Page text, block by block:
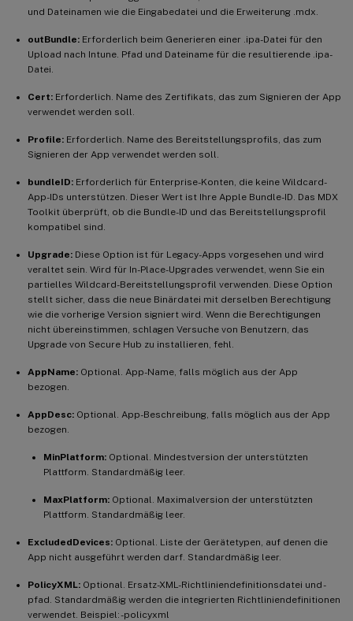
und Dateinamen wie die Eingabedatei und die Erweiterung .mdx.
outBundle: Erforderlich beim Generieren einer .ipa-Datei für den
Upload nach Intune. Pfad und Dateiname für die resultierende .ipa-
Datei.
Cert: Erforderlich. Name des Zertifikats, das zum Signieren der App
verwendet werden soll.
Profile: Erforderlich. Name des Bereitstellungsprofils, das zum
Signieren der App verwendet werden soll.
bundleID: Erforderlich für Enterprise-Konten, die keine Wildcard-
App-IDs unterstützen. Dieser Wert ist Ihre Apple Bundle-ID. Das MDX
Toolkit überprüft, ob die Bundle-ID und das Bereitstellungsprofil
kompatibel sind.
Upgrade: Diese Option ist für Legacy-Apps vorgesehen und wird
veraltet sein. Wird für In-Place-Upgrades verwendet, wenn Sie ein
partielles Wildcard-Bereitstellungsprofil verwenden. Diese Option
stellt sicher, dass die neue Binärdatei mit derselben Berechtigung
wie die vorherige Version signiert wird. Wenn die Berechtigungen
nicht übereinstimmen, schlagen Versuche von Benutzern, das
Upgrade von Secure Hub zu installieren, fehl.
AppName: Optional. App-Name, falls möglich aus der App
bezogen.
AppDesc: Optional. App-Beschreibung, falls möglich aus der App
bezogen.
MinPlatform: Optional. Mindestversion der unterstützten
Plattform. Standardmäßig leer.
MaxPlatform: Optional. Maximalversion der unterstützten
Plattform. Standardmäßig leer.
ExcludedDevices: Optional. Liste der Gerätetypen, auf denen die
App nicht ausgeführt werden darf. Standardmäßig leer.
PolicyXML: Optional. Ersatz-XML-Richtliniendefinitionsdatei und -
pfad. Standardmäßig werden die integrierten Richtliniendefinitionen
verwendet. Beispiel: -policyxml